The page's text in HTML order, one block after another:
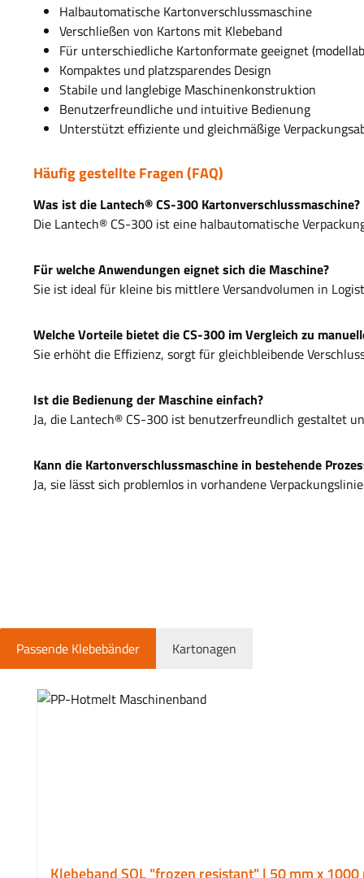
Halbautomatische Kartonverschlussmaschine
Verschließen von Kartons mit Klebeband
Für unterschiedliche Kartonformate geeignet
Kompaktes und platzsparendes Design
Stabile und langlebige Maschinenkonstruktion
Benutzerfreundliche und intuitive Bedienung
Unterstützt effiziente und gleichmäßige
Häufig gestellte Fragen (FAQ)
Was ist die Lantech® CS-300 Kartonverschlussmaschine?
Die Lantech® CS-300 ist eine halbautomatische
Für welche Anwendungen eignet sich die Maschine?
Sie ist ideal für kleine bis mittlere Versandvolumen in
Welche Vorteile bietet die CS-300 im Vergleich zu
Sie erhöht die Effizienz, sorgt für gleichbleibende
Ist die Bedienung der Maschine einfach?
Ja, die Lantech® CS-300 ist benutzerfreundlich gestaltet
Kann die Kartonverschlussmaschine in bestehende
Ja, sie lässt sich problemlos in vorhandene
Passende Klebebänder Kartonagen
Produktgalerie überspringen
Klebeband SOL "frozen resistant" | 50 mm x